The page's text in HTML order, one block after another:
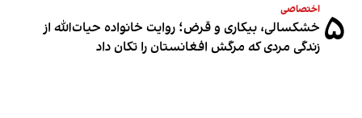
۵ اختصاصی
خشکسالی، بیکاری و قرض؛ روایت خانواده حیات‌الله از
زندگی مردی که مرگش افغانستان را تکان داد